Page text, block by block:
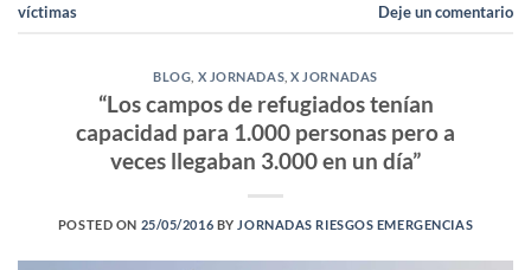
víctimas
Deje un comentario
BLOG X JORNADAS ,X JORNADAS
“Los campos de refugiados tenían
capacidad para 1.000 personas pero a
veces llegaban 3.000 en un día”
POSTED ON 25/05/2016 BY JORNADAS RIESGOS EMERGENCIAS